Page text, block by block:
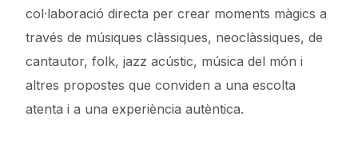
col·laboració directa per crear moments màgics a
través de músiques clàssiques, neoclàssiques, de
cantautor, folk, jazz acústic, música del món i
altres propostes que conviden a una escolta
atenta i a una experiència autèntica.